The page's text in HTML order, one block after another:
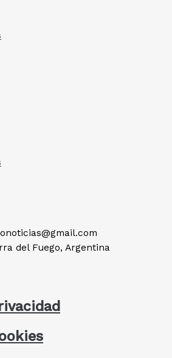
del Fuego, Argentina